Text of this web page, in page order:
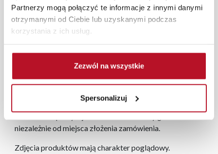
Partnerzy mogą połączyć te informacje z innymi danymi
otrzymanymi od Ciebie lub uzyskanymi podczas
korzystania z ich usług.
Zezwól na wszystkie
Spersonalizuj
W każdym z salonów mebli Bodzio oferujemy pomoc w
aranżacji mebli, a nasi pracownicy z wykorzystaniem
programu Planer 3D bezpłatnie zaprojektują i
złożone w sklepie stacjonarnym dostarczymy do 3 dni
roboczych na terenie całej Polski. W przypadku
zamówień internetowych czas dostawy wynosi do 5 dni
roboczych, również na terenie całego kraju. Wszystkie
niezależnie od miejsca złożenia zamówienia.
Zdjęcia produktów mają charakter poglądowy.